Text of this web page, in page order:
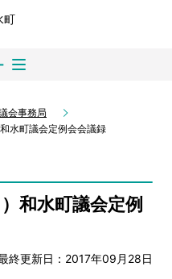
会事務局
水町議会定例会会議録
和水町議会定例
終更新日：2017年09月28日